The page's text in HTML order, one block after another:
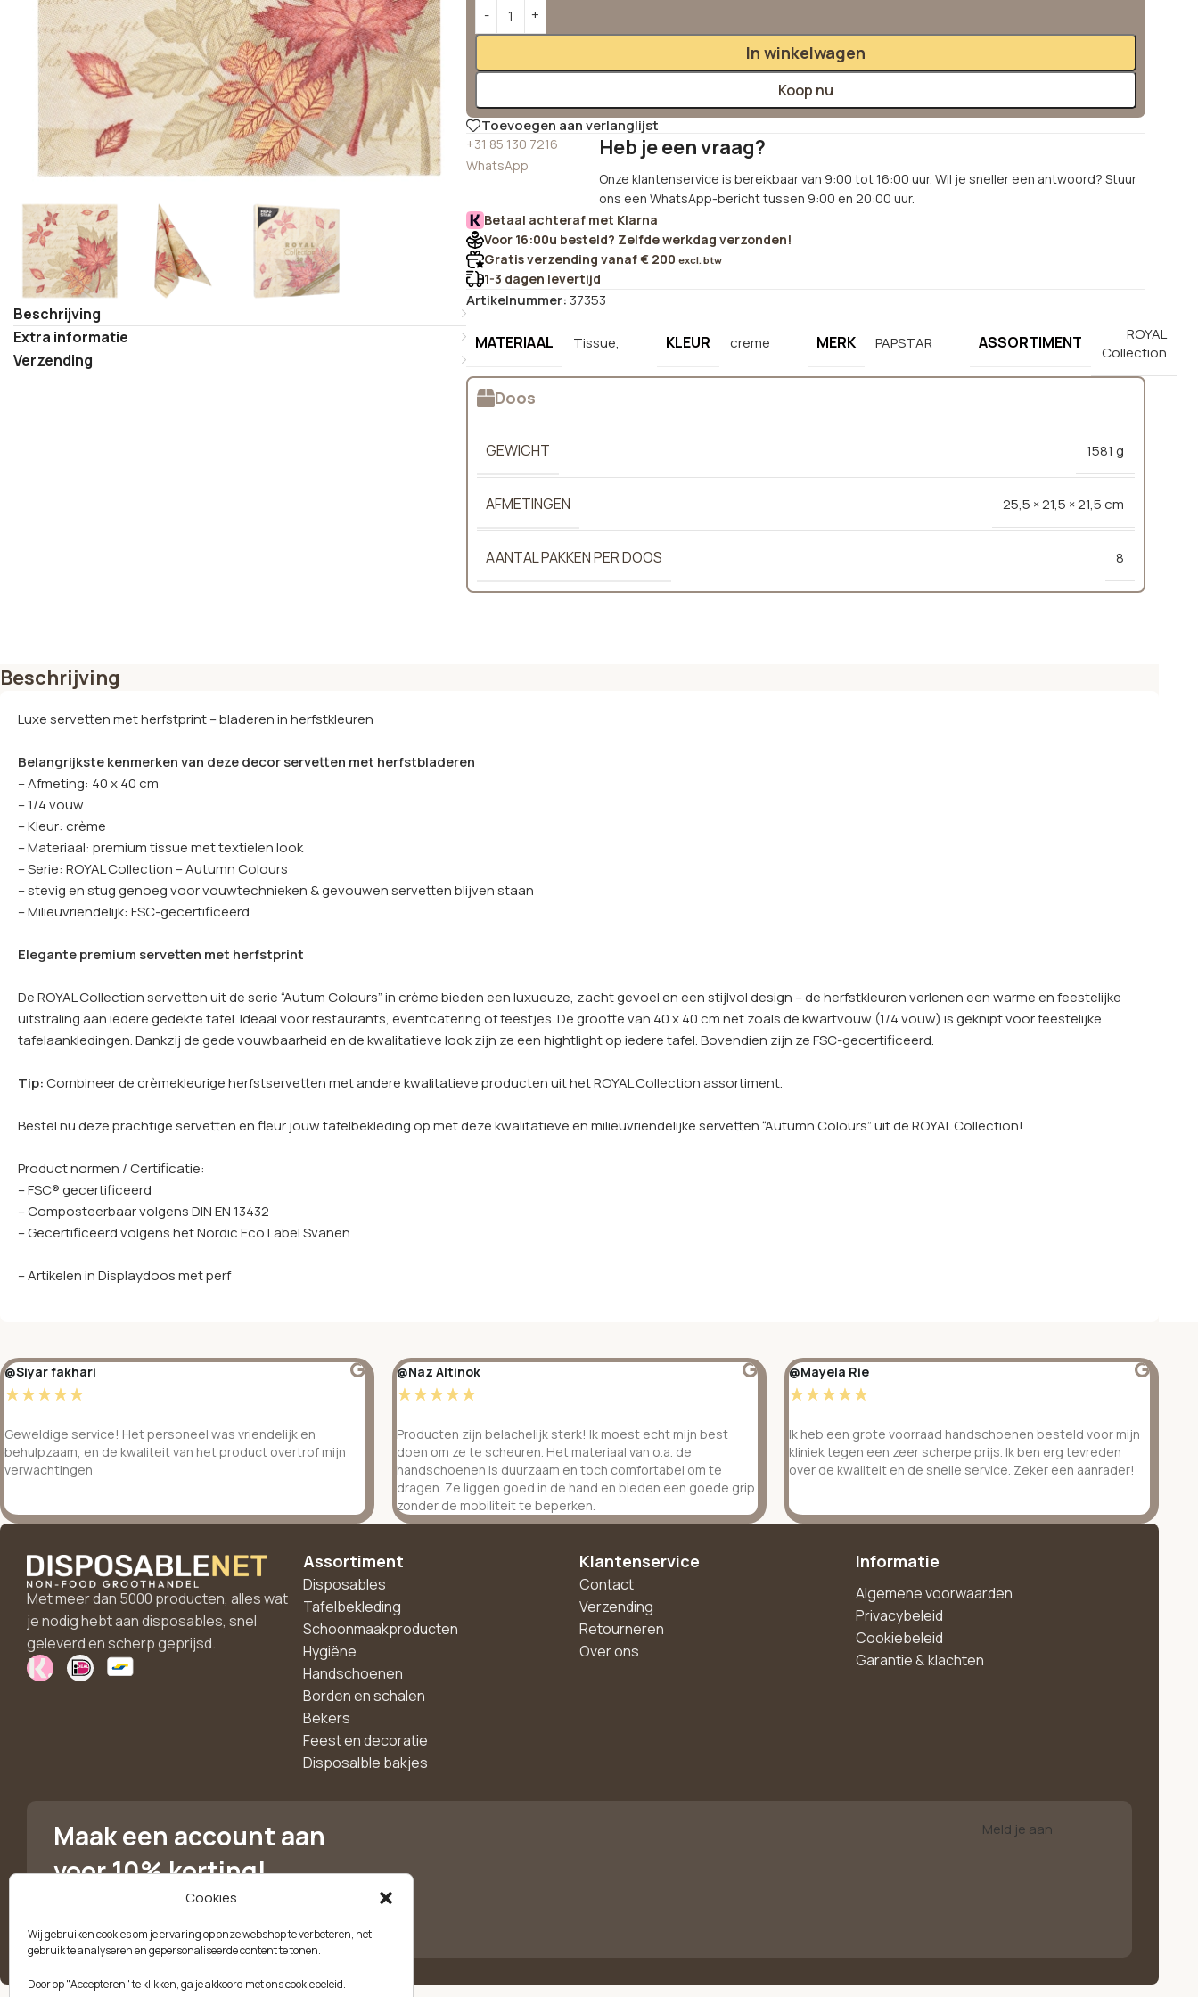
Cookies
Wij gebruiken cookies om je ervaring op onze webshop te verbeteren, het
gebruik te analyseren en gepersonaliseerde content te tonen.
Door op "Accepteren" te klikken, ga je akkoord met ons cookiebeleid.
Beschrijving
Extra informatie
Verzending
In winkelwagen
Koop nu
Toevoegen aan verlanglijst
+31 85 130 7216
WhatsApp
Heb je een vraag?
Onze klantenservice is bereikbaar van 9:00 tot 16:00 uur. Wil je sneller een antwoord? Stuur
ons een WhatsApp-bericht tussen 9:00 en 20:00 uur.
Betaal achteraf met Klarna
Voor 16:00u besteld? Zelfde werkdag verzonden!
Gratis verzending vanaf € 200 excl. btw
1-3 dagen levertijd
Artikelnummer: 37353
MATERIAAL Tissue, KLEUR creme MERK PAPSTAR ASSORTIMENT
ROYAL
Collection
Doos
GEWICHT 1581 g
AFMETINGEN 25,5 × 21,5 × 21,5 cm
AANTAL PAKKEN PER DOOS 8
Beschrijving
Luxe servetten met herfstprint – bladeren in herfstkleuren
Belangrijkste kenmerken van deze decor servetten met herfstbladeren
– Afmeting: 40 x 40 cm
– 1/4 vouw
– Kleur: crème
– Materiaal: premium tissue met textielen look
– Serie: ROYAL Collection – Autumn Colours
– stevig en stug genoeg voor vouwtechnieken & gevouwen servetten blijven staan
– Milieuvriendelijk: FSC-gecertificeerd
Elegante premium servetten met herfstprint
De ROYAL Collection servetten uit de serie “Autum Colours” in crème bieden een luxueuze, zacht gevoel en een stijlvol design – de herfstkleuren verlenen een warme en feestelijke
uitstraling aan iedere gedekte tafel. Ideaal voor restaurants, eventcatering of feestjes. De grootte van 40 x 40 cm net zoals de kwartvouw (1/4 vouw) is geknipt voor feestelijke
tafelaankledingen. Dankzij de gede vouwbaarheid en de kwalitatieve look zijn ze een hightlight op iedere tafel. Bovendien zijn ze FSC-gecertificeerd.
Tip:Combineer de crèmekleurige herfstservetten met andere kwalitatieve producten uit het ROYAL Collection assortiment.
Bestel nu deze prachtige servetten en fleur jouw tafelbekleding op met deze kwalitatieve en milieuvriendelijke servetten “Autumn Colours” uit de ROYAL Collection!
Product normen / Certificatie:
– FSC® gecertificeerd
– Composteerbaar volgens DIN EN 13432
– Gecertificeerd volgens het Nordic Eco Label Svanen
– Artikelen in Displaydoos met perf
@Siyar fakhari
☆☆☆☆☆
Geweldige service! Het personeel was vriendelijk en
behulpzaam, en de kwaliteit van het product overtrof mijn
verwachtingen
@Naz Altinok
☆☆☆☆☆
Producten zijn belachelijk sterk! Ik moest echt mijn best
doen om ze te scheuren. Het materiaal van o.a. de
handschoenen is duurzaam en toch comfortabel om te
dragen. Ze liggen goed in de hand en bieden een goede grip
zonder de mobiliteit te beperken.
@Mayela Rie
☆☆☆☆☆
Ik heb een grote voorraad handschoenen besteld voor mijn
kliniek tegen een zeer scherpe prijs. Ik ben erg tevreden
over de kwaliteit en de snelle service. Zeker een aanrader!
Met meer dan 5000 producten, alles wat
je nodig hebt aan disposables, snel
geleverd en scherp geprijsd.
Assortiment
Disposables
Tafelbekleding
Schoonmaakproducten
Hygiëne
Handschoenen
Borden en schalen
Bekers
Feest en decoratie
Disposalble bakjes
Klantenservice
Contact
Verzending
Retourneren
Over ons
Informatie
Algemene voorwaarden
Privacybeleid
Cookiebeleid
Garantie & klachten
Maak een account aan
voor 10% korting!
Blijf als eerste op de hoogte van exclusieve
aanbiedingen, nieuwe producten en handige tips.
Meld je aan